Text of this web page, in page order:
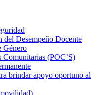
del Desempeño Docente
Género
Comunitarias (POC’S)
brindar apoyo oportuno al